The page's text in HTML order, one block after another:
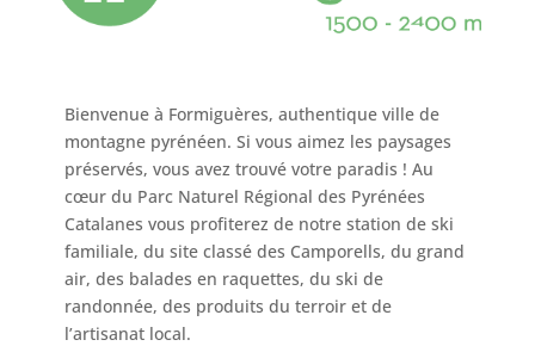
Bienvenue à Formiguères, authentique ville de
montagne pyrénéen. Si vous aimez les paysages
préservés, vous avez trouvé votre paradis ! Au
cœur du Parc Naturel Régional des Pyrénées
Catalanes vous profiterez de notre station de ski
familiale, du site classé des Camporells, du grand
air, des balades en raquettes, du ski de
randonnée, des produits du terroir et de
l’artisanat local.